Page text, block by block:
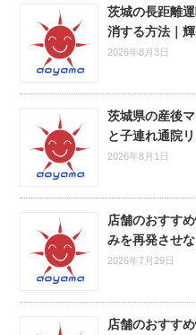
茨城の長距離
消する方法｜
2026年8月3日
茨城県の産後
と子連れ通院
2026年8月1日
店舗のおすす
みを再発させ
2026年7月29日
店舗のおすす